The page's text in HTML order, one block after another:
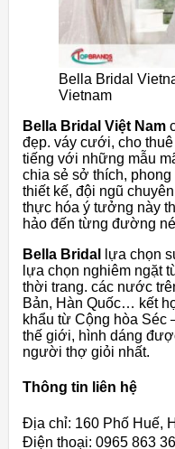
Bella Bridal
Vietnam
Bella Bridal Việt Nam
đẹp. váy cưới, cho
tiếng với những mẫu
chia sẻ sở thích,
thiết kế, đội ngũ
thực hóa ý tưởng này
hảo đến từng đường
Bella Bridal
lựa chọn
lựa chọn nghiêm ngặt
thời trang. các nước
Bản, Hàn Quốc… kết
khẩu từ Cộng hòa Séc
thế giới, hình dáng
người thợ giỏi nhất.
Thông tin liên hệ
Địa chỉ: 160 Phố Huế,
Điện thoại: 0965 863